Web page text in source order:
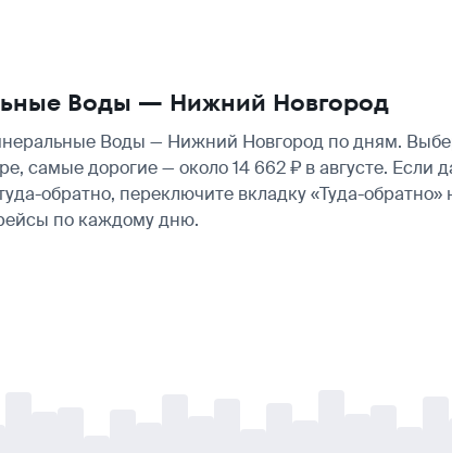
Воды — Нижний Новгород
Воды — Нижний Новгород по дням.
дорогие — около 14 662 ₽ в августе. Если
обратно, переключите вкладку «Туда-
по каждому дню.